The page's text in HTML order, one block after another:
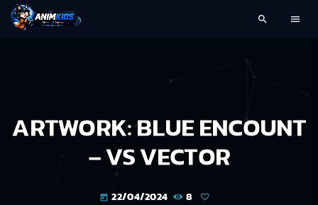
search menu
ARTWORK: BLUE ENCOUNT
– VS VECTOR
today 22/04/2024 8